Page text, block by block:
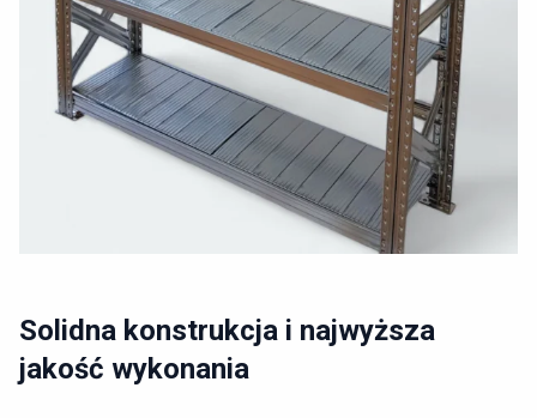
Solidna konstrukcja i najwyższa
jakość wykonania